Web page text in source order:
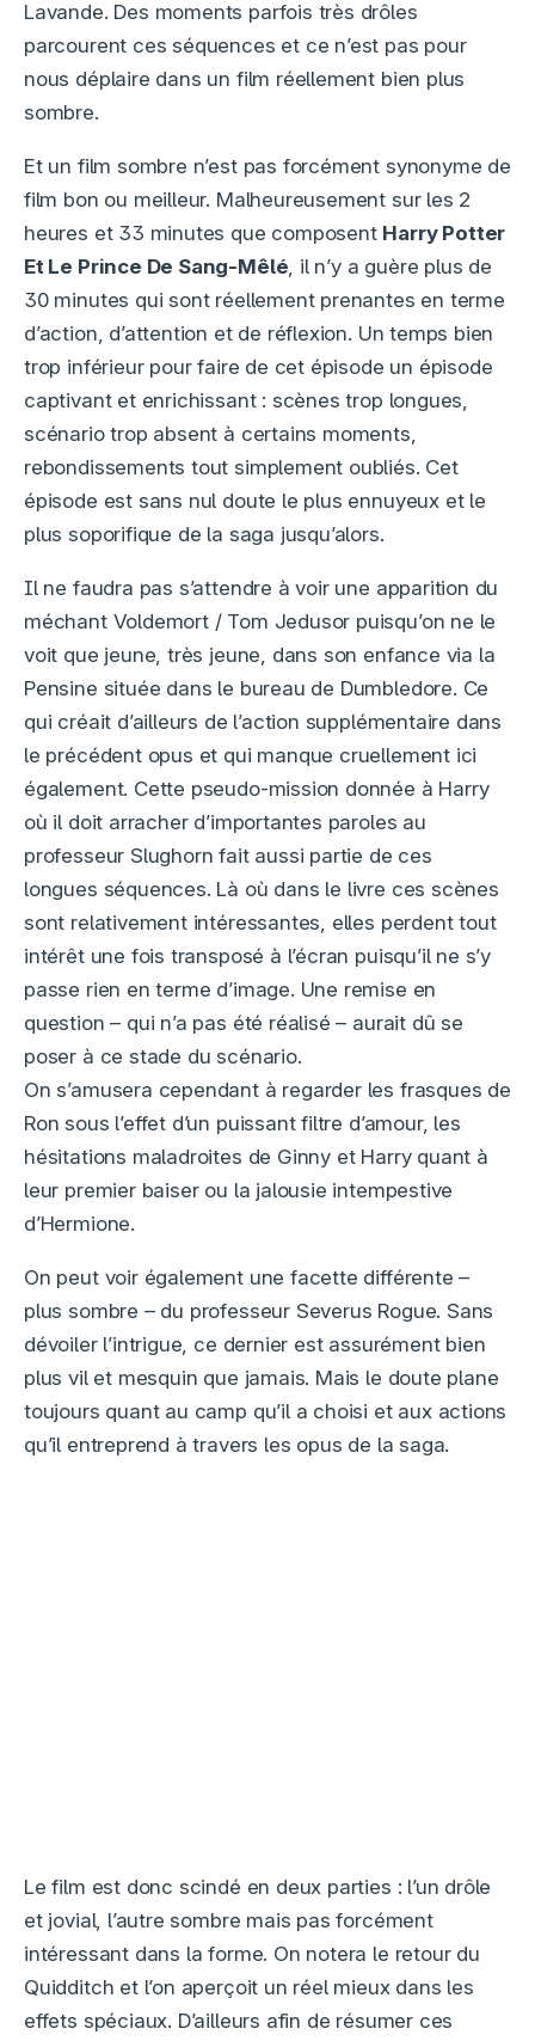
Lavande. Des moments parfois très drôles
parcourent ces séquences et ce n’est pas pour
nous déplaire dans un film réellement bien plus
sombre.
Et un film sombre n’est pas forcément synonyme de
film bon ou meilleur. Malheureusement sur les 2
heures et 33 minutes que composent Harry Potter
Et Le Prince De Sang-Mêlé, il n’y a guère plus de
30 minutes qui sont réellement prenantes en terme
d’action, d’attention et de réflexion. Un temps bien
trop inférieur pour faire de cet épisode un épisode
captivant et enrichissant : scènes trop longues,
scénario trop absent à certains moments,
rebondissements tout simplement oubliés. Cet
épisode est sans nul doute le plus ennuyeux et le
plus soporifique de la saga jusqu’alors.
Il ne faudra pas s’attendre à voir une apparition du
méchant Voldemort / Tom Jedusor puisqu’on ne le
voit que jeune, très jeune, dans son enfance via la
Pensine située dans le bureau de Dumbledore. Ce
qui créait d’ailleurs de l’action supplémentaire dans
le précédent opus et qui manque cruellement ici
également. Cette pseudo-mission donnée à Harry
où il doit arracher d’importantes paroles au
professeur Slughorn fait aussi partie de ces
longues séquences. Là où dans le livre ces scènes
sont relativement intéressantes, elles perdent tout
intérêt une fois transposé à l’écran puisqu’il ne s’y
passe rien en terme d’image. Une remise en
question – qui n’a pas été réalisé – aurait dû se
poser à ce stade du scénario.
On s’amusera cependant à regarder les frasques de
Ron sous l’effet d’un puissant filtre d’amour, les
hésitations maladroites de Ginny et Harry quant à
leur premier baiser ou la jalousie intempestive
d’Hermione.
On peut voir également une facette différente –
plus sombre – du professeur Severus Rogue. Sans
dévoiler l’intrigue, ce dernier est assurément bien
plus vil et mesquin que jamais. Mais le doute plane
toujours quant au camp qu’il a choisi et aux actions
qu’il entreprend à travers les opus de la saga.
Le film est donc scindé en deux parties : l’un drôle
et jovial, l’autre sombre mais pas forcément
intéressant dans la forme. On notera le retour du
Quidditch et l’on aperçoit un réel mieux dans les
effets spéciaux. D’ailleurs afin de résumer ces